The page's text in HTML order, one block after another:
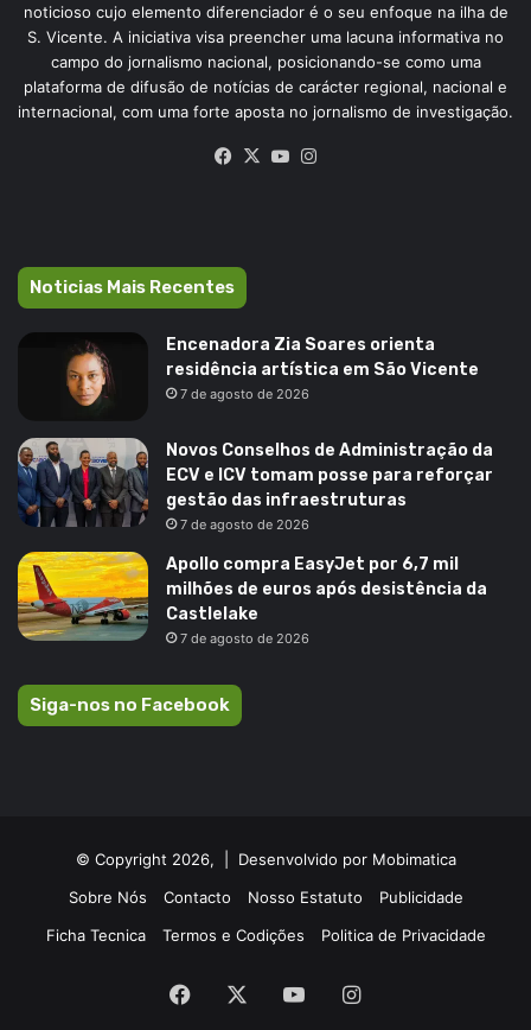
noticioso cujo elemento diferenciador é o seu enfoque na ilha de
S. Vicente. A iniciativa visa preencher uma lacuna informativa no
campo do jornalismo nacional, posicionando-se como uma
plataforma de difusão de notícias de carácter regional, nacional e
internacional, com uma forte aposta no jornalismo de investigação.
Facebook
X YouTube
Noticias Mais Recentes
Encenadora Zia Soares orienta
residência artística em São Vicente
7 de agosto de 2026
Novos Conselhos de Administração da
ECV e ICV tomam posse para reforçar
gestão das infraestruturas
7 de agosto de 2026
Apollo compra EasyJet por 6,7 mil
milhões de euros após desistência da
Castlelake
7 de agosto de 2026
Siga-nos no Facebook
© Copyright 2026, | Desenvolvido por Mobimatica
Sobre Nós
Contacto Nosso Estatuto
Publicidade
Ficha Tecnica
Termos e Codições Politica de Privacidade
Facebook YouTubeInstagram